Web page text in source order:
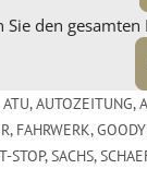
Sie den
ATU,AUTOZEITUNG,
, FAHRWERK,
STOP,SACHS,